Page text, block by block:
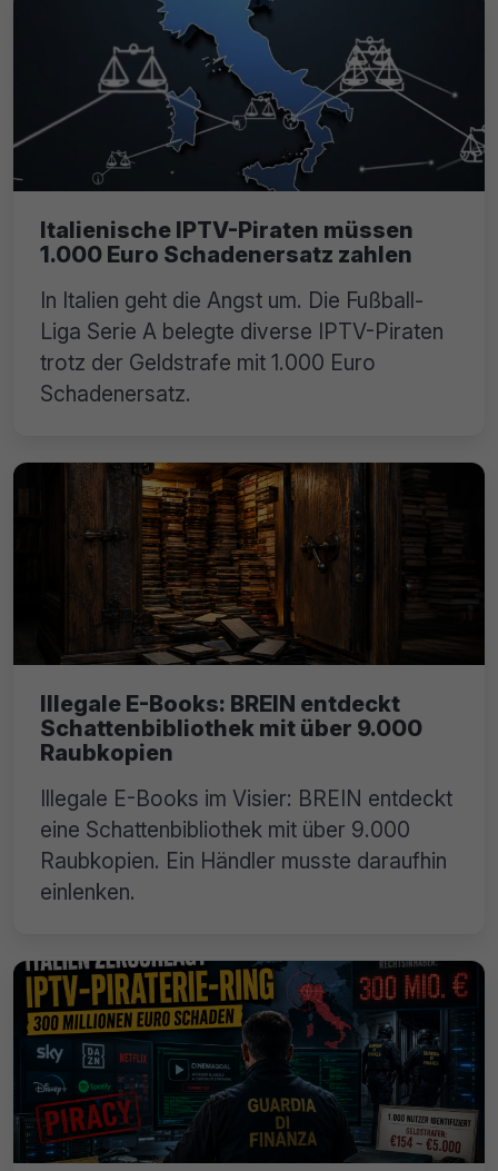
Italienische IPTV-Piraten müssen
1.000 Euro Schadenersatz zahlen
In Italien geht die Angst um. Die Fußball-
Liga Serie A belegte diverse IPTV-Piraten
trotz der Geldstrafe mit 1.000 Euro
Schadenersatz.
Illegale E-Books: BREIN entdeckt
Schattenbibliothek mit über 9.000
Raubkopien
Illegale E-Books im Visier: BREIN entdeckt
eine Schattenbibliothek mit über 9.000
Raubkopien. Ein Händler musste daraufhin
einlenken.